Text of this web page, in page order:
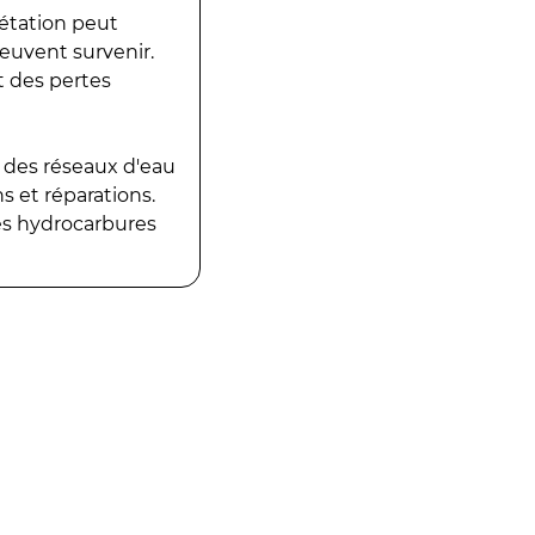
peut
survenir.
des pertes
réseaux d'eau
et réparations.
hydrocarbures